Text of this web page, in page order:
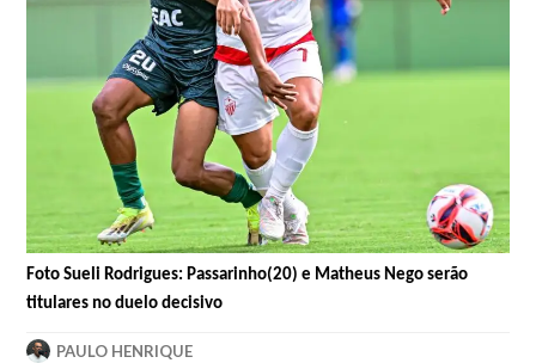
Foto Sueli Rodrigues: Passarinho(20) e Matheus Nego serão
titulares no duelo decisivo
PAULO HENRIQUE